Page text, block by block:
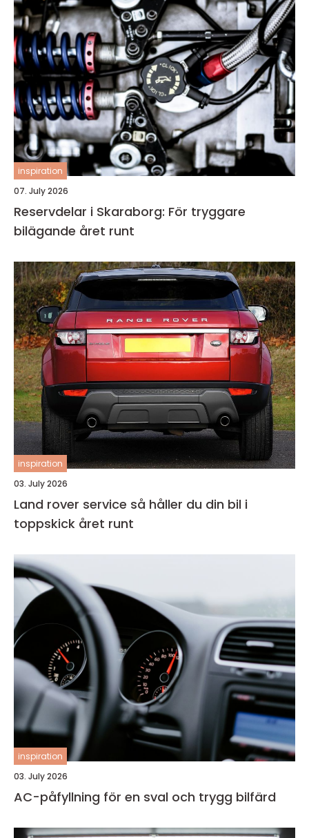
inspiration
07. July 2026
Reservdelar i Skaraborg: För tryggare
bilägande året runt
inspiration
03. July 2026
Land rover service så håller du din bil i
toppskick året runt
inspiration
03. July 2026
AC-påfyllning för en sval och trygg bilfärd